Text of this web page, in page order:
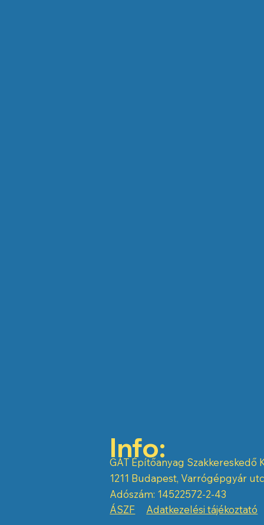
Info:
GÁT Építőanyag Szakkereskedő
1211 Budapest, Varrógépgyár
Adószám: 14522572-2-43
ÁSZF Adatkezelési tájékoztató